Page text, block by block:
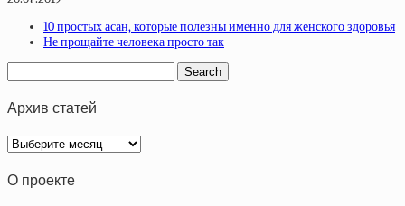
10 простых асан, которые полезны именно для женского здоровья
Не прощайте человека просто так
Архив статей
Архив
статей
О проекте